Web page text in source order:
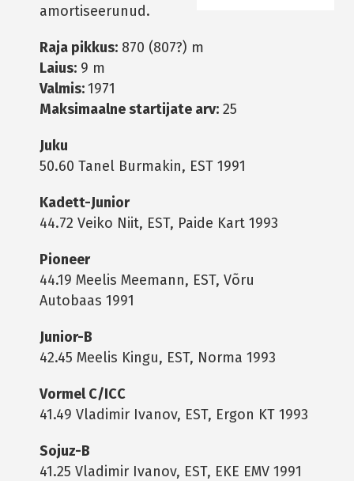
amortiseerunud.
Raja pikkus: 870 (807?) m
Laius: 9 m
Valmis:1971
Maksimaalne startijate arv: 25
Juku
50.60 Tanel Burmakin, EST 1991
Kadett-Junior
44.72 Veiko Niit, EST, Paide Kart 1993
Pioneer
44.19 Meelis Meemann, EST, Võru
Autobaas 1991
Junior-B
42.45 Meelis Kingu, EST, Norma 1993
Vormel C/ICC
41.49 Vladimir Ivanov, EST, Ergon KT 1993
Sojuz-B
41.25 Vladimir Ivanov, EST, EKE EMV 1991